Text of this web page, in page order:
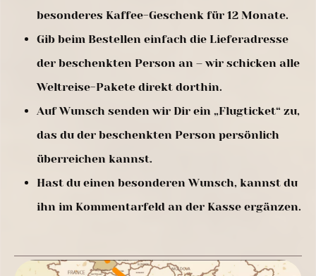
besonderes Kaffee-Geschenk für 12 Monate.
Gib beim Bestellen einfach die Lieferadresse
der beschenkten Person an – wir schicken alle
Weltreise-Pakete direkt dorthin.
Auf Wunsch senden wir Dir ein „Flugticket“ zu,
das du der beschenkten Person persönlich
überreichen kannst.
Hast du einen besonderen Wunsch, kannst du
ihn im Kommentarfeld an der Kasse ergänzen.